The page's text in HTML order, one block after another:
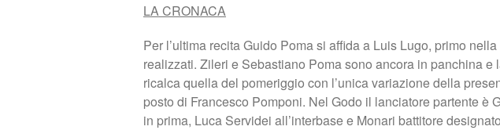
LA CRONACA
Per l’ultima recita Guido Poma si affida a Luis Lugo, primo
realizzati. Zileri e Sebastiano Poma sono ancora in panchina e
ricalca quella del pomeriggio con l’unica variazione della
posto di Francesco Pomponi. Nel Godo il lanciatore partente è
in prima, Luca Servidei all’interbase e Monari battitore